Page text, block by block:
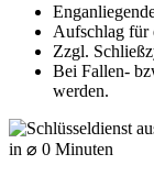
Aufschlag für
Zzgl.
Bei Fallen-
werden.
in ⌀ 0 Minuten